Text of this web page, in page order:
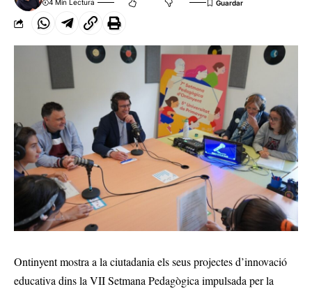
4 Min Lectura
Ontinyent mostra a la ciutadania els seus projectes d’innovació
educativa dins la VII Setmana Pedagògica impulsada per la